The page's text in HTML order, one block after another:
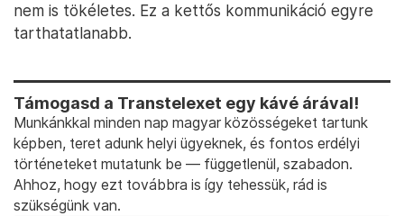
nem is tökéletes. Ez a kettős kommunikáció egyre
tarthatatlanabb.
Támogasd a Transtelexet egy kávé árával!
Munkánkkal minden nap magyar közösségeket tartunk
képben, teret adunk helyi ügyeknek, és fontos erdélyi
történeteket mutatunk be — függetlenül, szabadon.
Ahhoz, hogy ezt továbbra is így tehessük, rád is
szükségünk van.